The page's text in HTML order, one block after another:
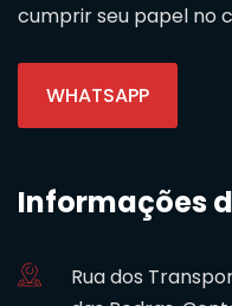
cumprir seu papel no
WHATSAPP
Informações
Rua dos